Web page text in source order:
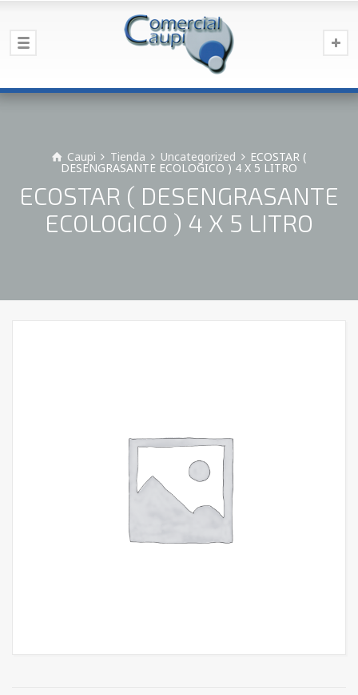
Caupi Tienda Uncategorized ECOSTAR (
DESENGRASANTE ECOLOGICO ) 4 X 5 LITRO
ECOSTAR ( DESENGRASANTE
ECOLOGICO ) 4 X 5 LITRO